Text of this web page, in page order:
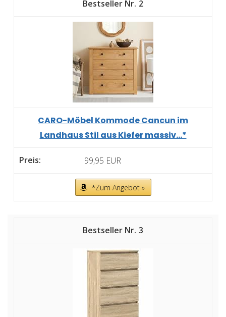
2
CARO-Möbel Kommode Cancun im
Landhaus Stil aus Kiefer massiv...*
99,95 EUR
*Zum Angebot »
3